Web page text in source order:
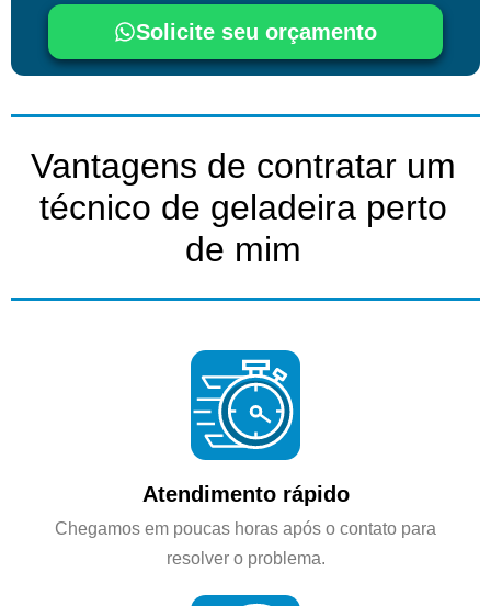
Solicite seu orçamento
Vantagens de contratar um
técnico de geladeira perto
de mim
Atendimento rápido
Chegamos em poucas horas após o contato para
resolver o problema.